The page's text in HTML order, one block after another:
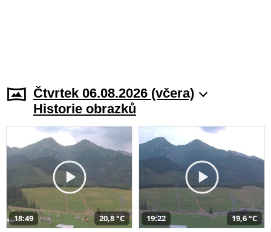
Čtvrtek 06.08.2026 (včera)
Historie obrazků
18:49 20,8 °C 19:22 19,6 °C